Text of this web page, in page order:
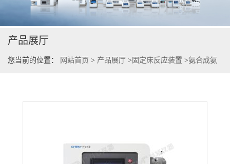
公司介绍
公司动态
产品展厅
您当前的位置： 网站首页 > 产品展厅 > 固定床反应装置 >氨合成氨